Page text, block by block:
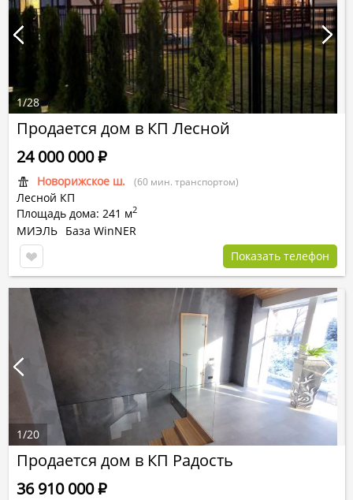
Продается дом в КП Лесной
Новорижское ш. (60 мин. транспортом)
Лесной КП
Площадь дома: 241 м2
24 000 000Р
МИЭЛЬ База WinNER
Показать телефон
1/28
Продается дом в КП Радость
36 910 000Р
1/20